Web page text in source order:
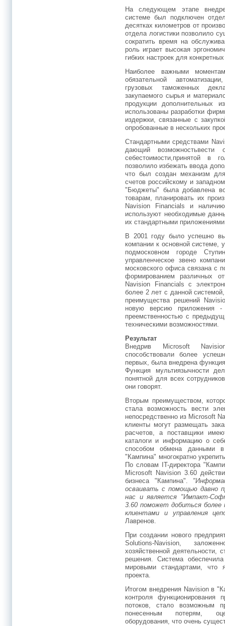
На следующем этапе
системе был подключен
десятках километров от
отдела логистики позволило
сократить время на
роль играет высокая
гибких настроек для
Наиболее важными
обязательной
грузовых таможенных
закупаемого сырья и
продукции дополнительных
использованы разработки
издержки, связанные с
опробованные в нескольких
Стандартными средствами
дающий возможностьвести
себестоимости,принятой в
позволило избежать ввода
что был создан механизм
счетов российскому и
"Бюджеты" была добавлена
товарам, планировать их
Navision Financials и наличию
используют необходимые
их стандартными
В 2001 году было успешно
компании к основной системе,
подмосковном городе
управленческое звено
московского офиса связана с
формированием различных
Navision Financials c
более 2 лет с данной
преимущества решений
новую версию приложения
преемственностью с
техническими возможностями.
Результат
Внедрив Microsoft
способствовали более
первых, была внедрена
Функция мультиязычности
понятной для всех
они говорят.
Вторым преимуществом,
стала возможность вести
непосредственно из Microsoft
клиенты могут размещать
расчетов, а поставщики
каталоги и информацию о
способом обмена данными
"Кампина" многократно
По словам IT-директора
Microsoft Navision 3.60
бизнеса "Кампина".
осваивать с помощью давно
нас и является "Импакт-
3.60 поможет добиться более
клиентами и управления
Лавренов.
При создании нового
Solutions-Navision,
хозяйственной деятельности,
решения. Система
мировыми стандартами, что
проекта.
Итогом внедрения Navision в
контроля
потоков, cтало возможным
понесенным потерям,
оборудования, что очень